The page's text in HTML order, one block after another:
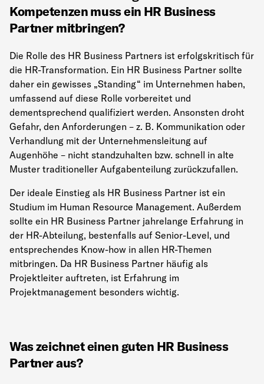
Kompetenzen muss ein HR Business
Partner mitbringen?
Die Rolle des HR Business Partners ist erfolgskritisch für
die HR-Transformation. Ein HR Business Partner sollte
daher ein gewisses „Standing“ im Unternehmen haben,
umfassend auf diese Rolle vorbereitet und
dementsprechend qualifiziert werden. Ansonsten droht
Gefahr, den Anforderungen – z. B. Kommunikation oder
Verhandlung mit der Unternehmensleitung auf
Augenhöhe – nicht standzuhalten bzw. schnell in alte
Muster traditioneller Aufgabenteilung zurückzufallen.
Der ideale Einstieg als HR Business Partner ist ein
Studium im Human Resource Management. Außerdem
sollte ein HR Business Partner jahrelange Erfahrung in
der HR-Abteilung, bestenfalls auf Senior-Level, und
entsprechendes Know-how in allen HR-Themen
mitbringen. Da HR Business Partner häufig als
Projektleiter auftreten, ist Erfahrung im
Projektmanagement besonders wichtig.
Was zeichnet einen guten HR Business
Partner aus?